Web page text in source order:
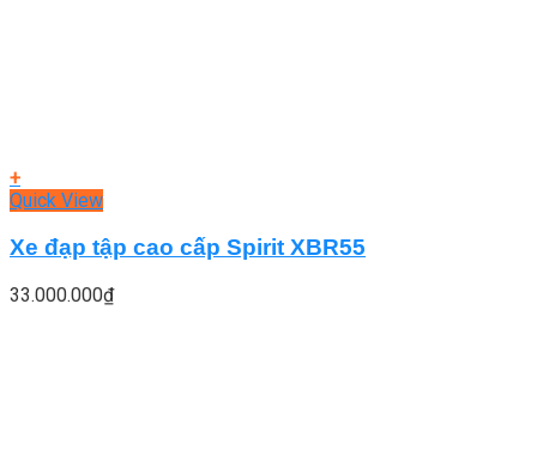
+
Quick View
Xe đạp tập cao cấp Spirit XBR55
33.000.000₫